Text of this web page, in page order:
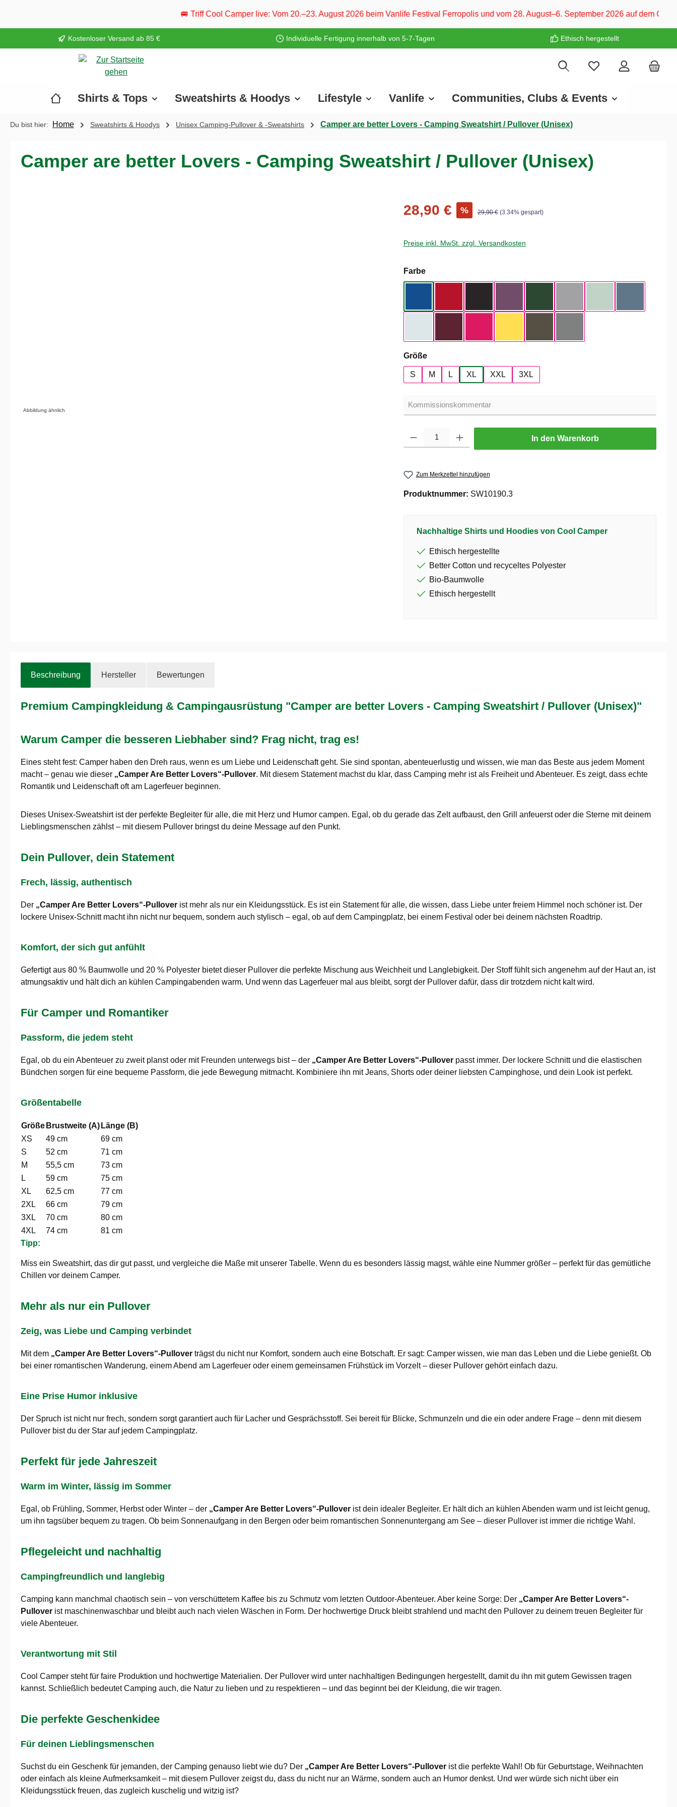
🚐 Triff Cool Camper live: Vom 20.–23. August 2026 beim Vanlife Festival Ferropolis und vom 28. August–6. September 2026 auf dem CARAVAN SALON
Kostenloser Versand ab 85 € Individuelle Fertigung innerhalb von 5-7-Tagen Ethisch hergestellt
Shirts & Tops Sweatshirts & Hoodys Lifestyle Vanlife Communities, Clubs & Events
Du bist hier: Home Sweatshirts & Hoodys Unisex Camping-Pullover & -Sweatshirts Camper are better Lovers - Camping Sweatshirt / Pullover (Unisex)
Camper are better Lovers - Camping Sweatshirt / Pullover (Unisex)
Abbildung ähnlich
28,90 € % 29,90 € (3.34% gespart)
Preise inkl. MwSt. zzgl. Versandkosten
Farbeauswählen
Größeauswählen
S M L XL XXL 3XL
In den Warenkorb
Zum Merkzettel hinzufügen
Produktnummer: SW10190.3
Nachhaltige Shirts und Hoodies von Cool Camper
Ethisch hergestellte
Better Cotton und recyceltes Polyester
Bio-Baumwolle
Ethisch hergestellt
Beschreibung Hersteller Bewertungen
Premium Campingkleidung & Campingausrüstung "Camper are better Lovers - Camping Sweatshirt / Pullover (Unisex)"
Warum Camper die besseren Liebhaber sind? Frag nicht, trag es!
Eines steht fest: Camper haben den Dreh raus, wenn es um Liebe und Leidenschaft geht. Sie sind spontan, abenteuerlustig und wissen, wie man das Beste aus jedem Moment
macht – genau wie dieser „Camper Are Better Lovers“-Pullover. Mit diesem Statement machst du klar, dass Camping mehr ist als Freiheit und Abenteuer. Es zeigt, dass echte
Romantik und Leidenschaft oft am Lagerfeuer beginnen.
Dieses Unisex-Sweatshirt ist der perfekte Begleiter für alle, die mit Herz und Humor campen. Egal, ob du gerade das Zelt aufbaust, den Grill anfeuerst oder die Sterne mit deinem
Lieblingsmenschen zählst – mit diesem Pullover bringst du deine Message auf den Punkt.
Dein Pullover, dein Statement
Frech, lässig, authentisch
Der „Camper Are Better Lovers“-Pullover ist mehr als nur ein Kleidungsstück. Es ist ein Statement für alle, die wissen, dass Liebe unter freiem Himmel noch schöner ist. Der
lockere Unisex-Schnitt macht ihn nicht nur bequem, sondern auch stylisch – egal, ob auf dem Campingplatz, bei einem Festival oder bei deinem nächsten Roadtrip.
Komfort, der sich gut anfühlt
Gefertigt aus 80 % Baumwolle und 20 % Polyester bietet dieser Pullover die perfekte Mischung aus Weichheit und Langlebigkeit. Der Stoff fühlt sich angenehm auf der Haut an, ist
atmungsaktiv und hält dich an kühlen Campingabenden warm. Und wenn das Lagerfeuer mal aus bleibt, sorgt der Pullover dafür, dass dir trotzdem nicht kalt wird.
Für Camper und Romantiker
Passform, die jedem steht
Egal, ob du ein Abenteuer zu zweit planst oder mit Freunden unterwegs bist – der „Camper Are Better Lovers“-Pullover passt immer. Der lockere Schnitt und die elastischen
Bündchen sorgen für eine bequeme Passform, die jede Bewegung mitmacht. Kombiniere ihn mit Jeans, Shorts oder deiner liebsten Campinghose, und dein Look ist perfekt.
Größentabelle
Größe Brustweite (A) Länge (B)
XS
49 cm
69 cm
S
52 cm
71 cm
M
55,5 cm
73 cm
L
59 cm
75 cm
XL
62,5 cm
77 cm
2XL
66 cm
79 cm
3XL
70 cm
80 cm
4XL
74 cm
81 cm
Tipp:
Miss ein Sweatshirt, das dir gut passt, und vergleiche die Maße mit unserer Tabelle. Wenn du es besonders lässig magst, wähle eine Nummer größer – perfekt für das gemütliche
Chillen vor deinem Camper.
Mehr als nur ein Pullover
Zeig, was Liebe und Camping verbindet
Mit dem „Camper Are Better Lovers“-Pullover trägst du nicht nur Komfort, sondern auch eine Botschaft. Er sagt: Camper wissen, wie man das Leben und die Liebe genießt. Ob
bei einer romantischen Wanderung, einem Abend am Lagerfeuer oder einem gemeinsamen Frühstück im Vorzelt – dieser Pullover gehört einfach dazu.
Eine Prise Humor inklusive
Der Spruch ist nicht nur frech, sondern sorgt garantiert auch für Lacher und Gesprächsstoff. Sei bereit für Blicke, Schmunzeln und die ein oder andere Frage – denn mit diesem
Pullover bist du der Star auf jedem Campingplatz.
Perfekt für jede Jahreszeit
Warm im Winter, lässig im Sommer
Egal, ob Frühling, Sommer, Herbst oder Winter – der „Camper Are Better Lovers“-Pullover ist dein idealer Begleiter. Er hält dich an kühlen Abenden warm und ist leicht genug,
um ihn tagsüber bequem zu tragen. Ob beim Sonnenaufgang in den Bergen oder beim romantischen Sonnenuntergang am See – dieser Pullover ist immer die richtige Wahl.
Pflegeleicht und nachhaltig
Campingfreundlich und langlebig
Camping kann manchmal chaotisch sein – von verschüttetem Kaffee bis zu Schmutz vom letzten Outdoor-Abenteuer. Aber keine Sorge: Der „Camper Are Better Lovers“-
Pullover ist maschinenwaschbar und bleibt auch nach vielen Wäschen in Form. Der hochwertige Druck bleibt strahlend und macht den Pullover zu deinem treuen Begleiter für
viele Abenteuer.
Verantwortung mit Stil
Cool Camper steht für faire Produktion und hochwertige Materialien. Der Pullover wird unter nachhaltigen Bedingungen hergestellt, damit du ihn mit gutem Gewissen tragen
kannst. Schließlich bedeutet Camping auch, die Natur zu lieben und zu respektieren – und das beginnt bei der Kleidung, die wir tragen.
Die perfekte Geschenkidee
Für deinen Lieblingsmenschen
Suchst du ein Geschenk für jemanden, der Camping genauso liebt wie du? Der „Camper Are Better Lovers“-Pullover ist die perfekte Wahl! Ob für Geburtstage, Weihnachten
oder einfach als kleine Aufmerksamkeit – mit diesem Pullover zeigst du, dass du nicht nur an Wärme, sondern auch an Humor denkst. Und wer würde sich nicht über ein
Kleidungsstück freuen, das zugleich kuschelig und witzig ist?